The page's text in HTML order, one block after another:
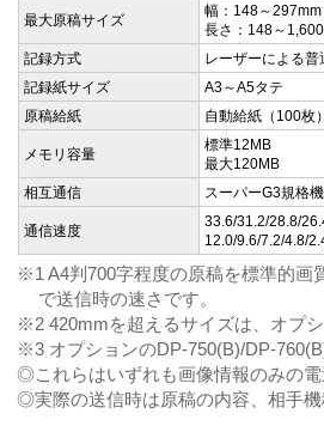
最大原稿サイズ
幅：148～297mm
長さ：148～
記録方式
レーザーによる普
記録紙サイズ
A3～A5タテ
原稿給紙
自動給紙（100枚
メモリ容量
標準12MB
最大120MB
相互通信
スーパーG3規格機
通信速度
33.6/31.2/28.8/
12.0/9.6/7.2/4.8/
※1 A4判700字程度の原稿を標準的画
で送信時の速さです。
※2 420mmを超えるサイズは、オプ
※3 オプションのDP-750(B)/DP-
◎これらはいずれも画像情報のみの
◎実際の送信時は原稿の内容、相手